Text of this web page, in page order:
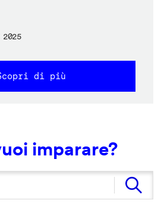
di più
imparare?